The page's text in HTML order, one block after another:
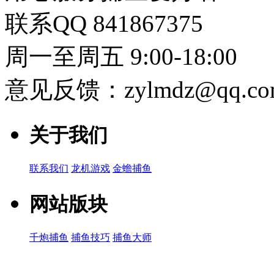
联系QQ 841867375
周一至周五 9:00-18:00
意见反馈：
关于我们
联系我们 龙机游戏 金蟾捕鱼
网站版块
千炮捕鱼 捕鱼技巧 捕鱼大师